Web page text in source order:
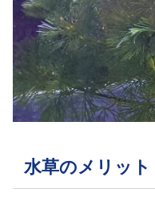
水草のメリット